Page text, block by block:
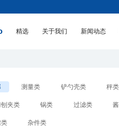
精选 关于我们 新闻动态
测量类 铲勺壳类 秤类
夹类 锅类 过滤类
类 杂件类